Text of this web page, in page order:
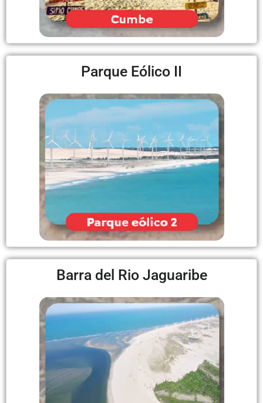
Parque Eólico II
Barra del Rio Jaguaribe